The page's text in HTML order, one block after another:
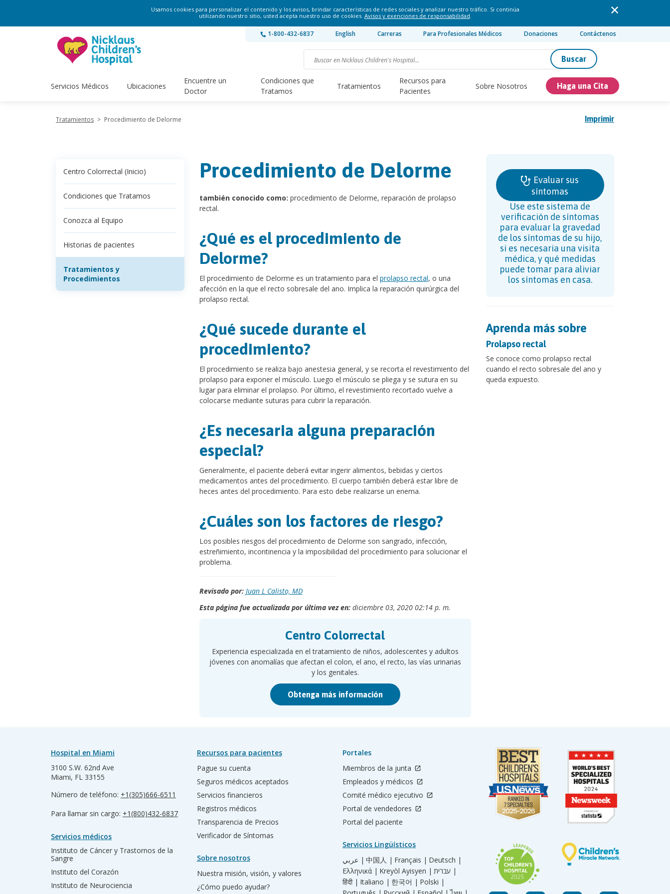
Usamos cookies para personalizar el contenido y los avisos, brindar características de redes sociales y analizar nuestro tráfico. Si continúa
utilizando nuestro sitio, usted acepta nuestro uso de cookies. Avisos y exenciones de responsabilidad.
1-800-432-6837 English Carreras Para Profesionales Médicos Donaciones Contáctenos
Buscar
Servicios Médicos Ubicaciones
Encuentre un
Doctor
Condiciones que
Tratamos
Tratamientos
Recursos para
Pacientes
Sobre Nosotros Haga una Cita
Imprimir
Tratamientos > Procedimiento de Delorme
Centro Colorrectal (Inicio)
Condiciones que Tratamos
Conozca al Equipo
Historias de pacientes
Tratamientos y
Procedimientos
Procedimiento de Delorme
también conocido como: procedimiento de Delorme, reparación de prolapso
rectal.
¿Qué es el procedimiento de
Delorme?
El procedimiento de Delorme es un tratamiento para el prolapso rectal, o una
afección en la que el recto sobresale del ano. Implica la reparación quirúrgica del
prolapso rectal.
¿Qué sucede durante el
procedimiento?
El procedimiento se realiza bajo anestesia general, y se recorta el revestimiento del
prolapso para exponer el músculo. Luego el músculo se pliega y se sutura en su
lugar para eliminar el prolapso. Por último, el revestimiento recortado vuelve a
colocarse mediante suturas para cubrir la reparación.
¿Es necesaria alguna preparación
especial?
Generalmente, el paciente deberá evitar ingerir alimentos, bebidas y ciertos
medicamentos antes del procedimiento. El cuerpo también deberá estar libre de
heces antes del procedimiento. Para esto debe realizarse un enema.
¿Cuáles son los factores de riesgo?
Los posibles riesgos del procedimiento de Delorme son sangrado, infección,
estreñimiento, incontinencia y la imposibilidad del procedimiento para solucionar el
problema.
Revisado por: Juan L Calisto, MD
Esta página fue actualizada por última vez en:diciembre 03, 2020 02:14 p. m.
Centro Colorrectal
Experiencia especializada en el tratamiento de niños, adolescentes y adultos
jóvenes con anomalías que afectan el colon, el ano, el recto, las vías urinarias
y los genitales.
Obtenga más información
Evaluar sus
síntomas
Use este sistema de
verificación de síntomas
para evaluar la gravedad
de los síntomas de su hijo,
si es necesaria una visita
médica, y qué medidas
puede tomar para aliviar
los síntomas en casa.
Aprenda más sobre
Prolapso rectal
Se conoce como prolapso rectal
cuando el recto sobresale del ano y
queda expuesto.
Hospital en Miami
3100 S.W. 62nd Ave
Miami, FL 33155
Número de teléfono: +1(305)666-6511
Para llamar sin cargo: +1(800)432-6837
Servicios médicos
Instituto de Cáncer y Trastornos de la
Sangre
Instituto del Corazón
Instituto de Neurociencia
Recursos para pacientes
Pague su cuenta
Seguros médicos aceptados
Servicios financieros
Registros médicos
Transparencia de Precios
Verificador de Síntomas
Sobre nosotros
Nuestra misión, visión, y valores
¿Cómo puedo ayudar?
Portales
Miembros de la junta
Empleados y médicos
Comité médico ejecutivo
Portal de vendedores
Portal del paciente
Servicios Lingüísticos
عربي | 中国人 | Français | Deutsch |
Ελληνικά | Kreyòl Ayisyen |
עברית |
हिंदी | Italiano | 한국어 | Polski |